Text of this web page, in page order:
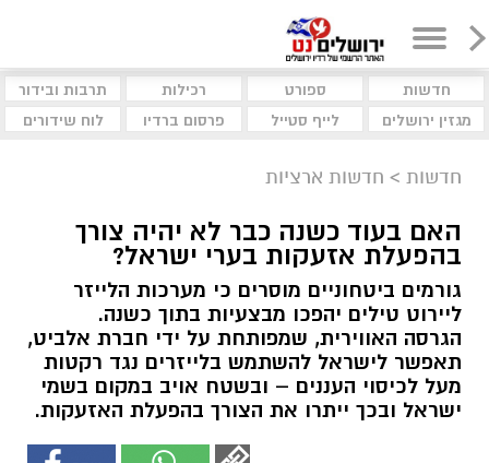
חדשות ספורט רכילות
תרבות ובידור
מגזין ירושלים
לייף סטייל פרסום ברדיו לוח שידורים
חדשות > חדשות ארציות
האם בעוד כשנה כבר לא יהיה צורך
בהפעלת אזעקות בערי ישראל?
גורמים ביטחוניים מוסרים כי מערכות הלייזר
ליירוט טילים יהפכו מבצעיות בתוך כשנה.
הגרסה האווירית, שמפותחת על ידי חברת אלביט,
תאפשר לישראל להשתמש בלייזרים נגד רקטות
מעל לכיסוי העננים – ובשטח אויב במקום בשמי
ישראל ובכך ייתרו את הצורך בהפעלת האזעקות.